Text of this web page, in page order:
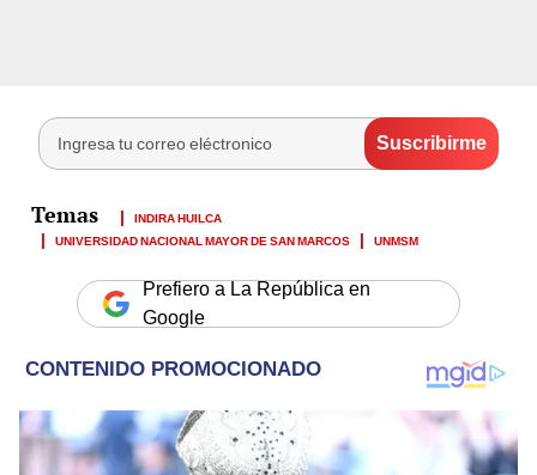
INDIRA HUILCA
UNIVERSIDAD NACIONAL MAYOR DE SAN MARCOS
UNMSM
Prefiero a La República en
Google